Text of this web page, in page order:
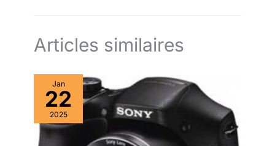
Articles similaires
Jan
22
2025